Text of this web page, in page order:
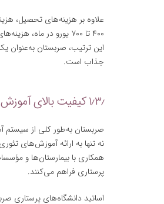
علاوه بر هزینه‌های تحصیل،
۴۰۰ تا ۷۰۰ یورو در
این ترتیب، صربستان به‌عنوان
جذاب است.
۱٫۳٫ کیفیت بالای آموزش و پژوهش در صربستان
صربستان به‌طور کلی از سیستم
نه تنها به ارائه آموزش‌های
همکاری با بیمارستان‌ها و
پرستاری فراهم می‌کنند.
اساتید دانشگاه‌های پرستاری